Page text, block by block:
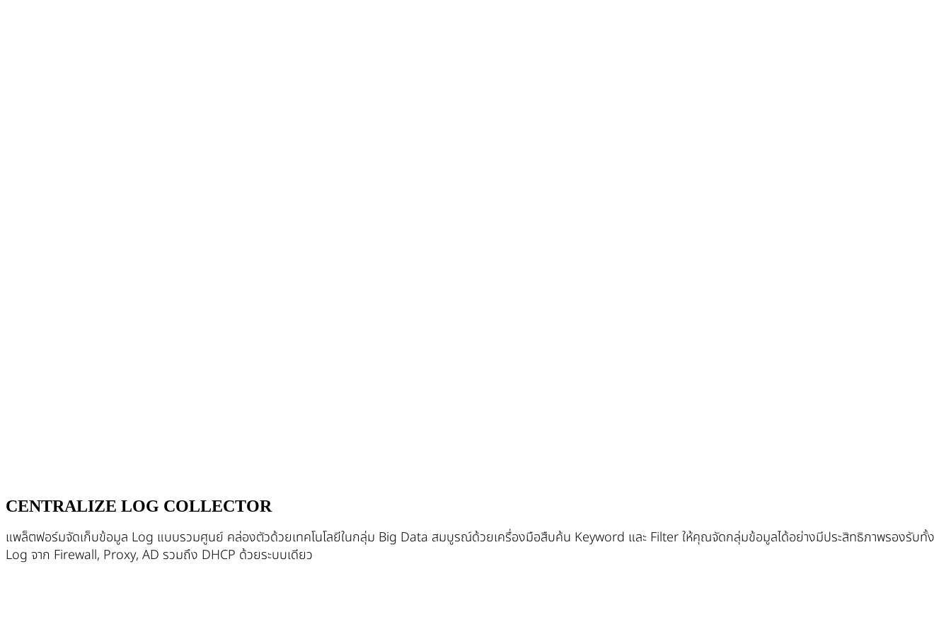
CENTRALIZE LOG COLLECTOR
แพล็ตฟอร์มจัดเก็บข้อมูล Log แบบรวมศูนย์ คล่องตัวด้วยเทคโนโลยีในกลุ่ม Big Data สมบูรณ์ด้วยเครื่องมือสืบค้น Keyword และ Filter ให้คุณจัดกลุ่มข้อมูลได้อย่างมีประสิทธิภาพรองรับทั้ง
Log จาก Firewall, Proxy, AD รวมถึง DHCP ด้วยระบบเดียว